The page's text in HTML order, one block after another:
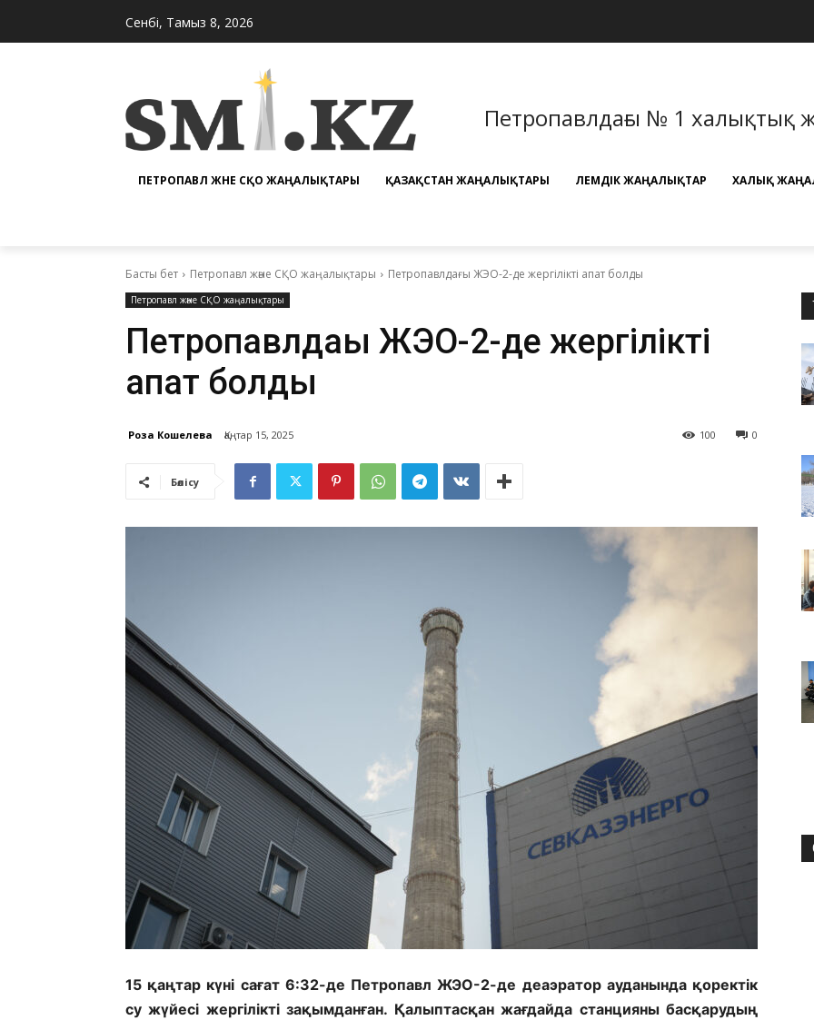
Сенбі, Тамыз 8, 2026
Петропавлдағы № 1 халықтық
ПЕТРОПАВЛ ЖӘНЕ СҚО ЖАҢАЛЫҚТАРЫ ҚАЗАҚСТАН ЖАҢАЛЫҚТАРЫ ӘЛЕМДІК ЖАҢАЛЫҚТАР ХАЛЫҚ
Басты бет Петропавл және СҚО жаңалықтары Петропавлдағы ЖЭО-2-де жергілікті апат болды
Петропавл және СҚО жаңалықтары
Петропавлдағы ЖЭО-2-де жергілікті
апат болды
Роза Кошелева Қаңтар 15, 2025 0
100
Бөлісу
15 қаңтар күні сағат 6:32-де Петропавл ЖЭО-2-де деаэратор ауданында қоректік
су жүйесі жергілікті зақымданған. Қалыптасқан жағдайда станцияны басқарудың